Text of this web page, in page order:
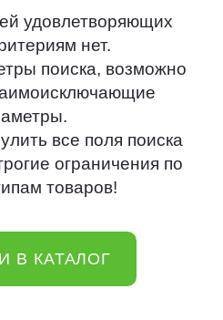
удовлетворяющих
нет.
поиска, возможно
все поля поиска
ограничения по
товаров!
В КАТАЛОГ